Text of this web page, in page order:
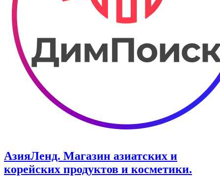
АзияЛенд. Магазин азиатских и
корейских продуктов и косметики.